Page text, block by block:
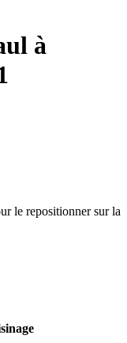
à
le repositionner sur la